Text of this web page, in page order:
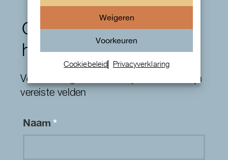
Weigeren
Voorkeuren
Cookiebeleid Privacyverklaring
Contactformulier
horloges
Velden die gemarkeerd zijn met een
zijn
vereiste velden
Naam*